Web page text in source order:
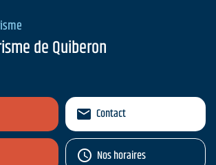
de Quiberon
Contact
Nos horaires